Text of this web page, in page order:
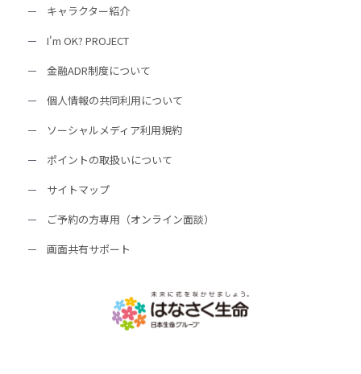
キャラクター紹介
I'm OK? PROJECT
金融ADR制度について
個人情報の共同利用について
ソーシャルメディア利用規約
ポイントの取扱いについて
サイトマップ
ご予約の方専用（オンライン面談）
画面共有サポート